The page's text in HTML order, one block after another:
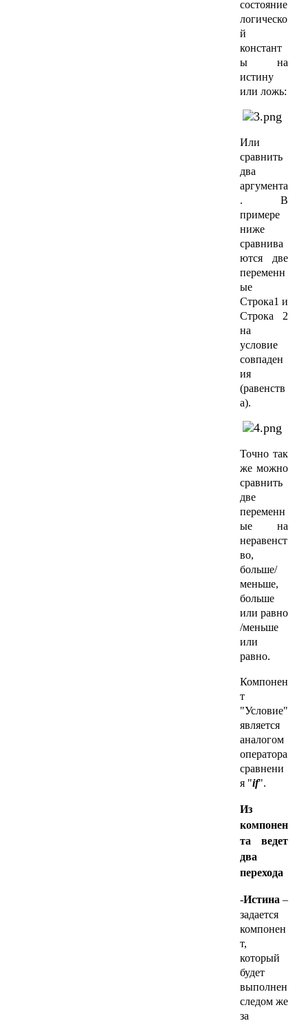
состояние
логическо
й
констант
ы на
истину
или ложь:
Или
сравнить
два
аргумента
. В
примере
ниже
сравнива
ются две
переменн
ые
Строка1 и
Строка 2
на
условие
совпаден
ия
(равенств
а).
Точно так
же можно
сравнить
две
переменн
ые на
неравенст
во,
больше/
меньше,
больше
или равно
/меньше
или
равно.
Компонен
т
"Условие"
является
аналогом
оператора
сравнени
я "if".
Из
компонен
та ведет
два
перехода
-Истина –
задается
компонен
т,
который
будет
выполнен
следом же
за